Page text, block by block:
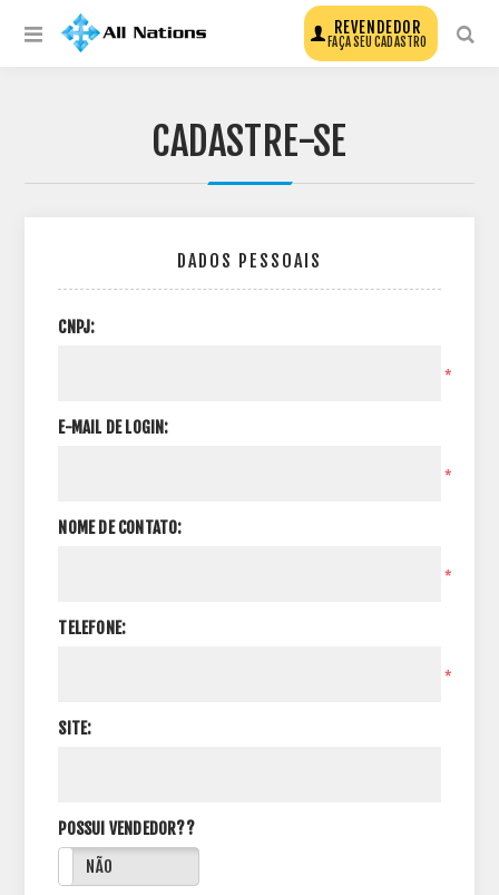
REVENDEDOR
FAÇA SEU CADASTRO
CADASTRE-SE
DADOS PESSOAIS
CNPJ:
*
E-MAIL DE LOGIN:
*
NOME DE CONTATO:
*
TELEFONE:
*
SITE:
POSSUI VENDEDOR??
NÃO